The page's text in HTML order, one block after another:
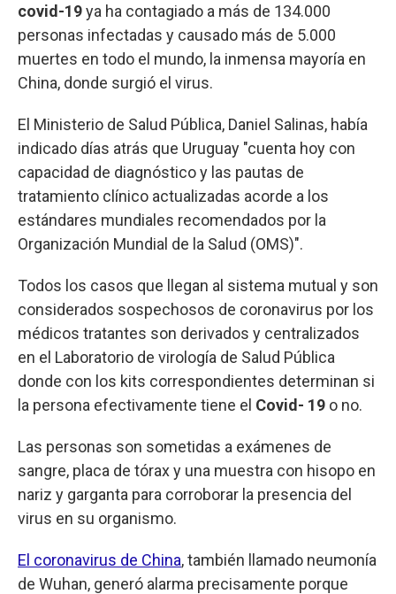
covid-19ya ha contagiado a más de 134.000
personas infectadas y causado más de 5.000
muertes en todo el mundo, la inmensa mayoría en
China, donde surgió el virus.
El Ministerio de Salud Pública, Daniel Salinas, había
indicado días atrás que Uruguay "cuenta hoy con
capacidad de diagnóstico y las pautas de
tratamiento clínico actualizadas acorde a los
estándares mundiales recomendados por la
Organización Mundial de la Salud (OMS)".
Todos los casos que llegan al sistema mutual y son
considerados sospechosos de coronavirus por los
médicos tratantes son derivados y centralizados
en el Laboratorio de virología de Salud Pública
donde con los kits correspondientes determinan si
la persona efectivamente tiene el Covid- 19 o no.
Las personas son sometidas a exámenes de
sangre, placa de tórax y una muestra con hisopo en
nariz y garganta para corroborar la presencia del
virus en su organismo.
El coronavirus de China, también llamado neumonía
de Wuhan, generó alarma precisamente porque